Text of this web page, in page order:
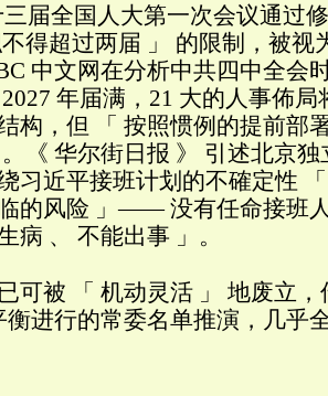
三届全国人大第一次会议通过
不得超过两届 」 的限制，被
中文网在分析中共四中全会
年届满，21 大的人事佈
构，但 「 按照惯例的提前部
《 华尔街日报 》 引述北京
习近平接班计划的不確定性
的风险 」—— 没有任命接班
病 、 不能出事 」。
可被 「 机动灵活 」 地废立
衡进行的常委名单推演，几乎